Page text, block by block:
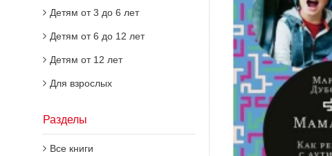
Детям от 3 до 6 лет
Детям от 6 до 12 лет
Детям от 12 лет
Для взрослых
Разделы
Все книги